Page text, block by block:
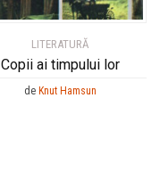
LITERATURĂ
Copii ai timpului lor
de Knut Hamsun